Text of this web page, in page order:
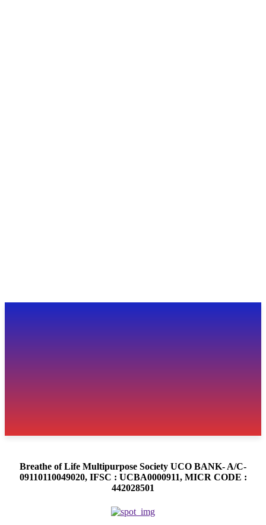
Breathe of Life Multipurpose Society UCO BANK- A/C-
09110110049020, IFSC : UCBA0000911, MICR CODE :
442028501